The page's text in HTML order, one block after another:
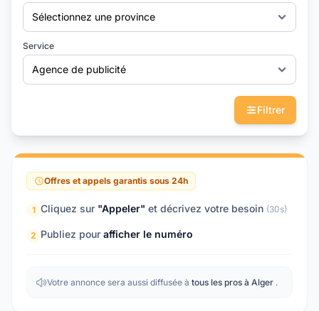
Sélectionnez une province
Service
Agence de publicité
Filtrer
Offres et appels garantis sous 24h
1 Cliquez sur "Appeler" et décrivez votre besoin (30s)
2 Publiez pour afficher le numéro
Votre annonce sera aussi diffusée à tous les pros à Alger .